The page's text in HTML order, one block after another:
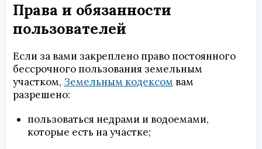
Права и обязанности
пользователей
Если за вами закреплено право постоянного
бессрочного пользования земельным
участком, Земельным кодексом вам
разрешено:
пользоваться недрами и водоемами,
которые есть на участке;